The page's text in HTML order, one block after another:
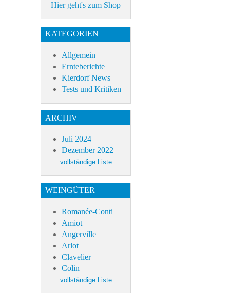
Hier geht's zum Shop
KATEGORIEN
Allgemein
Ernteberichte
Kierdorf News
Tests und Kritiken
ARCHIV
Juli 2024
Dezember 2022
WEINGÜTER
Romanée-Conti
Amiot
Angerville
Arlot
Clavelier
Colin